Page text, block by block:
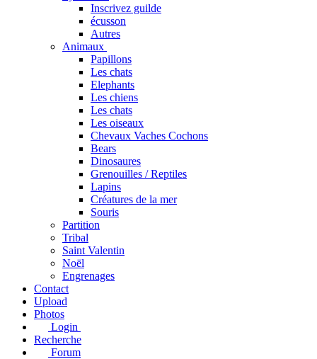
Inscrivez guilde
écusson
Autres
Animaux
Papillons
Les chats
Elephants
Les chiens
Les chats
Les oiseaux
Chevaux Vaches Cochons
Bears
Dinosaures
Grenouilles / Reptiles
Lapins
Créatures de la mer
Souris
Partition
Tribal
Saint Valentin
Noël
Engrenages
Contact
Upload
Photos
Login
Recherche
Forum